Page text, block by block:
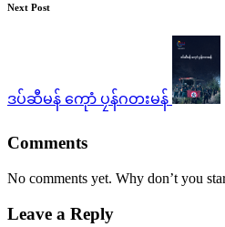
Next Post
ဒပ်ဆီမန် ကေုာံ ပၠန်ဂတးမန်
Comments
No comments yet. Why don’t you
Leave a Reply